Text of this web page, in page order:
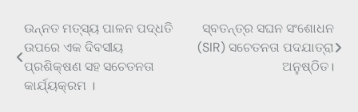
Post
navigation
ଉନ୍ନତ ମତ୍ସ୍ୟ ପାଳନ ପଦ୍ଧତି
ଉପରେ ଏକ ଦିବସୀୟ
ପ୍ରଶିକ୍ଷଣ ସହ ସଚେତନତା
କାର୍ଯ୍ୟକ୍ରମ ।
ସ୍ବତନ୍ତ୍ର ସଘନ ସଂଶୋଧନ
(SIR) ସଚେତନତା ପଦଯାତ୍ରା
ଅନୁଷ୍ଠିତ।